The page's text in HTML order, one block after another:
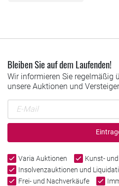
Bleiben Sie auf dem Laufenden!
Wir informieren Sie regelmäßig
unsere Auktionen und
Varia Auktionen
Kunst-
Insolvenzauktionen und
Frei- und Nachverkäufe